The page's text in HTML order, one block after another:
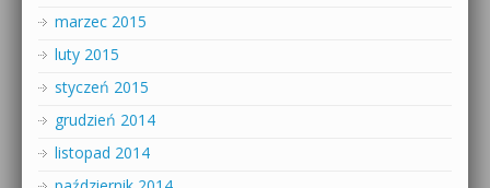
marzec 2015
luty 2015
styczeń 2015
grudzień 2014
listopad 2014